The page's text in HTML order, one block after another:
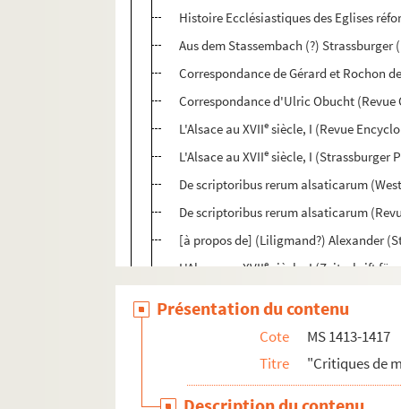
Histoire Ecclésiastiques des Eglises
Aus dem Stassembach (?) Strassburger
Correspondance de Gérard et Rochon
Correspondance d'Ulric Obucht
L'Alsace au XVIIe siècle, I (Revue
L'Alsace au XVIIe siècle, I (Strassburger
De scriptoribus rerum alsaticarum
De scriptoribus rerum alsaticarum
[à propos de] (Liligmand?) Alexander
L'Alsace au XVIIe
siècle, I (Zeitschrift für
Présentation du contenu
Cote
MS 1413-1417
Titre
"Critiques de